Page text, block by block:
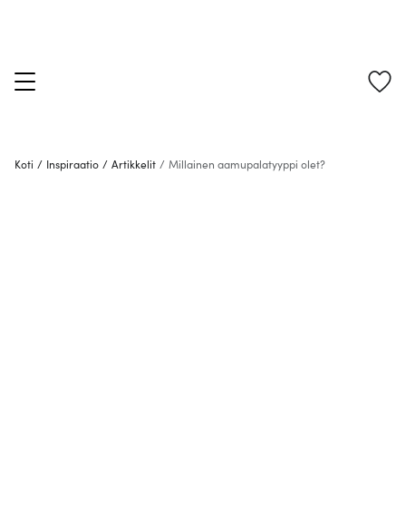
Koti / Inspiraatio / Artikkelit / Millainen aamupalatyyppi olet?